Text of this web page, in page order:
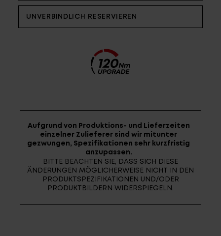
Wir sind Qualität
Fragen - Antworten / FAQ
UNVERBINDLICH RESERVIEREN
Aufgrund von Produktions- und Lieferzeiten
einzelner Zulieferer sind wir mitunter
gezwungen, Spezifikationen sehr kurzfristig
anzupassen.
BITTE BEACHTEN SIE, DASS SICH DIESE
ÄNDERUNGEN MÖGLICHERWEISE NICHT IN DEN
PRODUKTSPEZIFIKATIONEN UND/ODER
PRODUKTBILDERN WIDERSPIEGELN.